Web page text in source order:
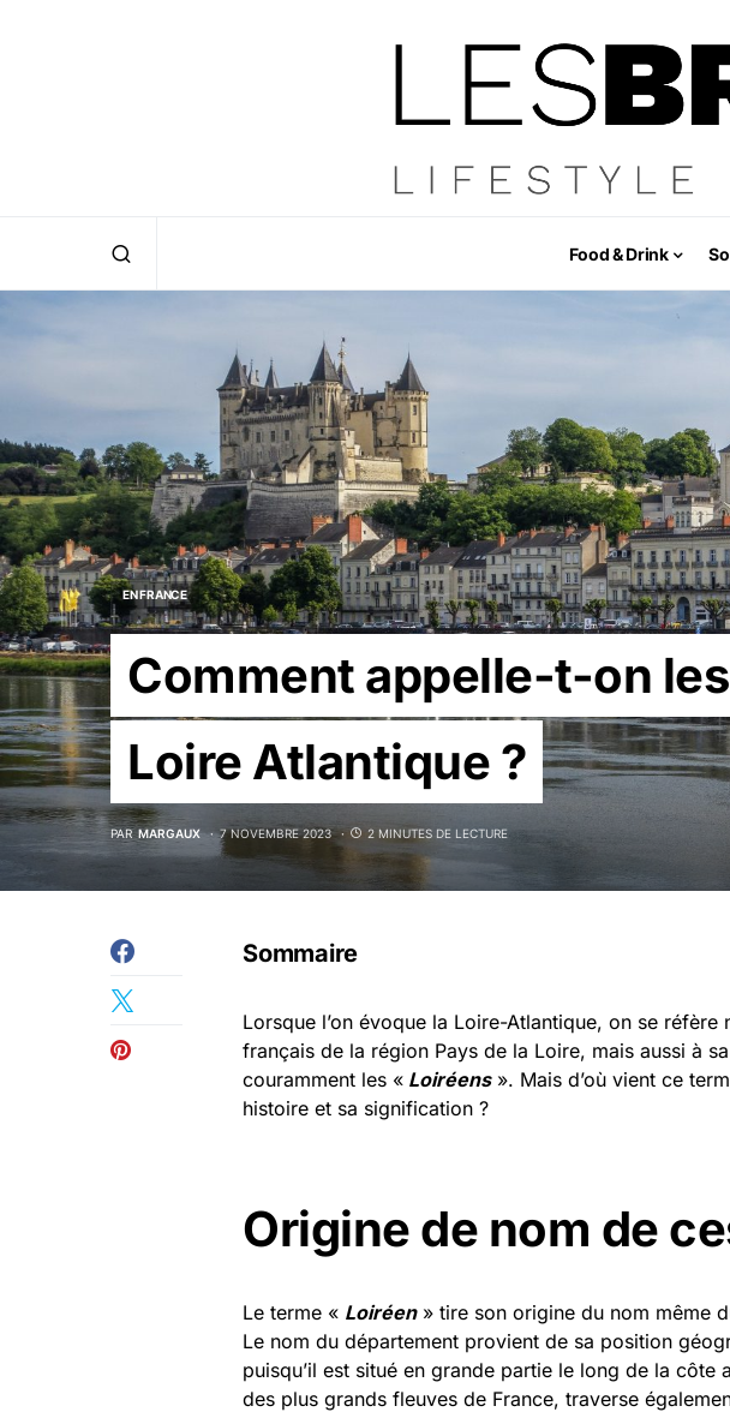
Food & Drink
EN FRANCE
Comment appelle-t-on
Loire Atlantique ?
PAR MARGAUX 7 NOVEMBRE 2023 2 MINUTES DE LECTURE
Sommaire
Lorsque l’on évoque la Loire-Atlantique, on se réfère
français de la région Pays de la Loire, mais aussi à
couramment les « Loiréens». Mais d’où vient ce
histoire et sa signification ?
Origine de nom de
Le terme « Loiréen» tire son origine du nom même
Le nom du département provient de sa position
puisqu’il est situé en grande partie le long de la côte
des plus grands fleuves de France, traverse